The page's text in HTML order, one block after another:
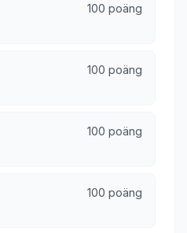
100 poäng
100 poäng
100 poäng
100 poäng